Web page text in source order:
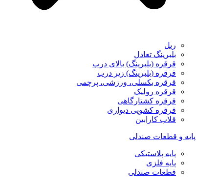
ریل
بلبرینگ تعادل
قرقره (بلبرینگ) بالای درب
قرقره (بلبرینگ) زیر درب
قرقره بکسلی، ورزشی، پرچمی
قرقره رولیک
قرقره کشتارگاهی
قرقره کشویی دیواری
قلاب کارابین
پایه و قطعات صندلی
پایه پلاستیکی
پایه فلزی
قطعات صندلی